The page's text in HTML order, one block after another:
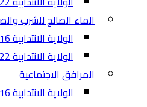
الماء الصالح للشرب
الولاية الانتدابية 2016-2021
الولاية الانتدابية 2022-2027
المرافق الاجتماعية
الولاية الانتدابية 2016-2021